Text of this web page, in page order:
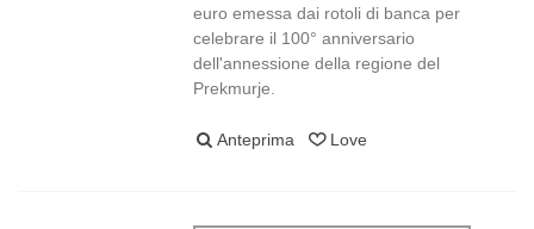
euro emessa dai rotoli di banca per
celebrare il 100° anniversario
dell'annessione della regione del
Prekmurje.
Anteprima Love